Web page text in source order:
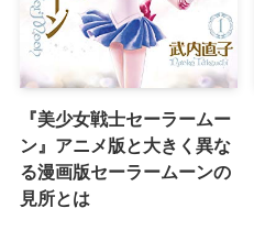
『美少女戦士セーラームー
ン』アニメ版と大きく異な
る漫画版セーラームーンの
見所とは